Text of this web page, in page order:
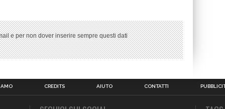
e per non dover inserire sempre questi dati
CREDITS AIUTO CONTATTI